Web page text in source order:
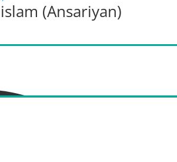
(Ansariyan)